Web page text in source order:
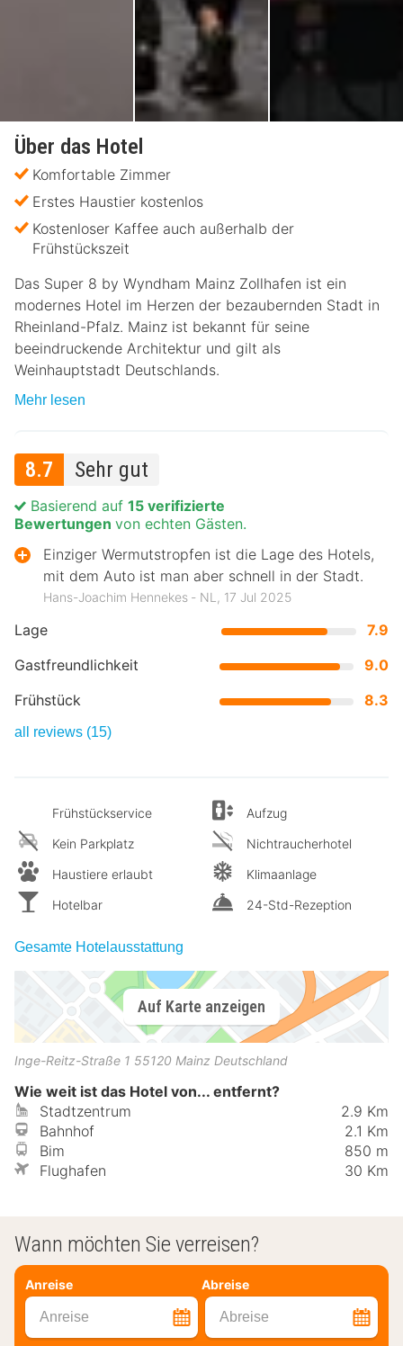
Über das Hotel
Komfortable Zimmer
Erstes Haustier kostenlos
Kostenloser Kaffee auch außerhalb der
Frühstückszeit
Das Super 8 by Wyndham Mainz Zollhafen ist ein
modernes Hotel im Herzen der bezaubernden Stadt in
Rheinland-Pfalz. Mainz ist bekannt für seine
beeindruckende Architektur und gilt als
Weinhauptstadt Deutschlands.
Mehr lesen
8.7 Sehr gut
Lage
7.9
Gastfreundlichkeit
9.0
Frühstück
8.3
Basierend auf 15 verifizierte
Bewertungen von echten Gästen.
Einziger Wermutstropfen ist die Lage des Hotels,
mit dem Auto ist man aber schnell in der Stadt.
Hans-Joachim Hennekes ‐ NL, 17 Jul 2025
all reviews (15)
Frühstückservice
Kein Parkplatz
Haustiere erlaubt
Hotelbar
Aufzug
Nichtraucherhotel
Klimaanlage
24-Std-Rezeption
Gesamte Hotelausstattung
Auf Karte anzeigen
Inge-Reitz-Straße 1 55120 Mainz Deutschland
Wie weit ist das Hotel von... entfernt?
Stadtzentrum
2.9 Km
Bahnhof
2.1 Km
Bim
850 m
Flughafen
30 Km
Wann möchten Sie verreisen?
Anreise Abreise
Anreise Abreise